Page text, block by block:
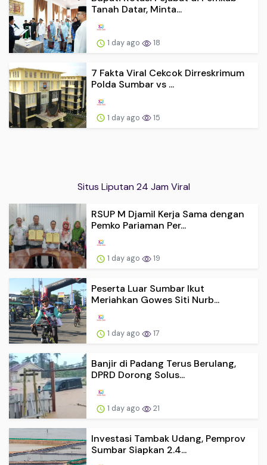
Tanah Datar, Minta...
1 day ago 18
7 Fakta Viral Cekcok Dirreskrimum
Polda Sumbar vs ...
1 day ago 15
Situs Liputan 24 Jam Viral
RSUP M Djamil Kerja Sama dengan
Pemko Pariaman Per...
1 day ago 19
Peserta Luar Sumbar Ikut
Meriahkan Gowes Siti Nurb...
1 day ago 17
Banjir di Padang Terus Berulang,
DPRD Dorong Solus...
1 day ago 21
Investasi Tambak Udang, Pemprov
Sumbar Siapkan 2.4...